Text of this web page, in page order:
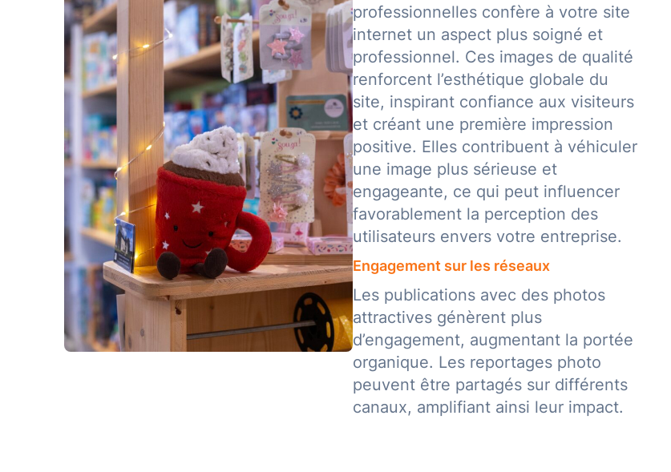
professionnelles confère à votre site
internet un aspect plus soigné et
professionnel. Ces images de qualité
renforcent l’esthétique globale du
site, inspirant confiance aux visiteurs
et créant une première impression
positive. Elles contribuent à véhiculer
une image plus sérieuse et
engageante, ce qui peut influencer
favorablement la perception des
utilisateurs envers votre entreprise.
Engagement sur les réseaux
Les publications avec des photos
attractives génèrent plus
d’engagement, augmentant la portée
organique. Les reportages photo
peuvent être partagés sur différents
canaux, amplifiant ainsi leur impact.